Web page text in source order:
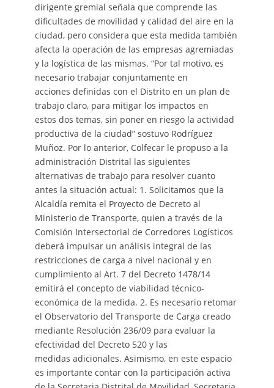
dirigente gremial señala que comprende las
dificultades de movilidad y calidad del aire en la
ciudad, pero considera que esta medida también
afecta la operación de las empresas agremiadas
y la logística de las mismas. “Por tal motivo, es
necesario trabajar conjuntamente en
acciones definidas con el Distrito en un plan de
trabajo claro, para mitigar los impactos en
estos dos temas, sin poner en riesgo la actividad
productiva de la ciudad” sostuvo Rodríguez
Muñoz. Por lo anterior, Colfecar le propuso a la
administración Distrital las siguientes
alternativas de trabajo para resolver cuanto
antes la situación actual: 1. Solicitamos que la
Alcaldía remita el Proyecto de Decreto al
Ministerio de Transporte, quien a través de la
Comisión Intersectorial de Corredores Logísticos
deberá impulsar un análisis integral de las
restricciones de carga a nivel nacional y en
cumplimiento al Art. 7 del Decreto 1478/14
emitirá el concepto de viabilidad técnico-
económica de la medida. 2. Es necesario retomar
el Observatorio del Transporte de Carga creado
mediante Resolución 236/09 para evaluar la
efectividad del Decreto 520 y las
medidas adicionales. Asimismo, en este espacio
es importante contar con la participación activa